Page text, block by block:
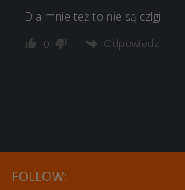
Dla mnie też to nie są czlgi
0 Odpowiedz
FOLLOW: